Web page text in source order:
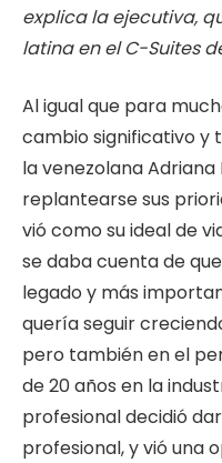
explica la ejecutiva,
latina en el C-Suites
Al igual que para
cambio significativo y
la venezolana Adriana
replantearse sus
vió como su ideal de
se daba cuenta de
legado y más
quería seguir
pero también en el
de 20 años en la
profesional decidió
profesional, y vió una